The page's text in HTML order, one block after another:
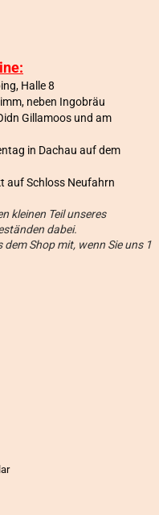
Halle 8
neben Ingobräu
Gillamoos und am
in Dachau auf dem
auf Schloss Neufahrn
kleinen Teil unseres
dabei.
Shop mit, wenn Sie uns 1